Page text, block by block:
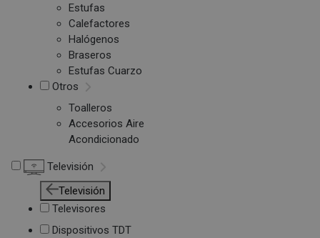
Estufas
Calefactores
Halógenos
Braseros
Estufas Cuarzo
Otros
Toalleros
Accesorios Aire
Acondicionado
Televisión
Televisión
Televisores
Dispositivos TDT